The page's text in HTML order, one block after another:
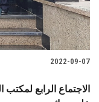
2022-09-07
الاجتماع الرابع